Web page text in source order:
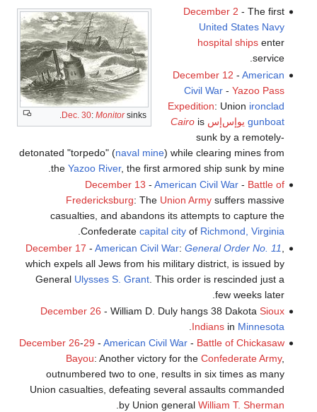
Dec. 30: Monitorsinks.
December 2 - The first
United States Navy
hospital shipsenter
service.
December 12 - American
Civil War- Yazoo Pass
Expedition: Union ironclad
gunboat يوإس‌إس Cairois
sunk by a remotely-
detonated "torpedo" (naval mine) while clearing mines from
the Yazoo River, the first armored ship sunk by mine.
December 13 - American Civil War- Battle of
Fredericksburg: The Union Armysuffers massive
casualties, and abandons its attempts to capture the
Confederate capital cityof Richmond, Virginia
December 17 - American Civil War: General Order No. 11
which expels all Jews from his military district, is issued by
General Ulysses S. Grant. This order is rescinded just a
few weeks later.
December 26 - William D. Duly hangs 38 Dakota Sioux
Indiansin Minnesota
December 26-29 - American Civil War- Battle of Chickasaw
Bayou: Another victory for the Confederate Army,
outnumbered two to one, results in six times as many
Union casualties, defeating several assaults commanded
by Union general William T. Sherman
.